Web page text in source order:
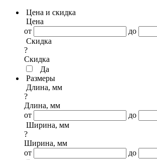
Цена и скидка
Цена
от
до
Скидка
?
Скидка
Да
Размеры
Длина, мм
?
Длина, мм
от
до
Ширина, мм
?
Ширина, мм
от
до